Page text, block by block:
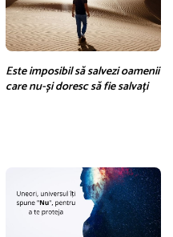
Este imposibil să salvezi oamenii
care nu-și doresc să fie salvați